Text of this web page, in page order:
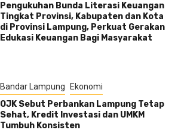
Pengukuhan Bunda Literasi Keuangan
Tingkat Provinsi, Kabupaten dan Kota
di Provinsi Lampung, Perkuat Gerakan
Edukasi Keuangan Bagi Masyarakat
Bandar Lampung Ekonomi
OJK Sebut Perbankan Lampung Tetap
Sehat, Kredit Investasi dan UMKM
Tumbuh Konsisten